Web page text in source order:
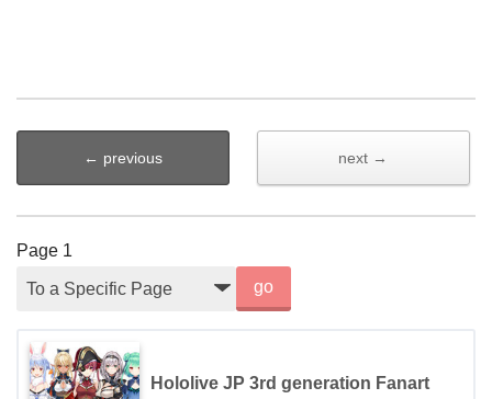
← previous next →
Page 1
go
Hololive JP 3rd generation Fanart